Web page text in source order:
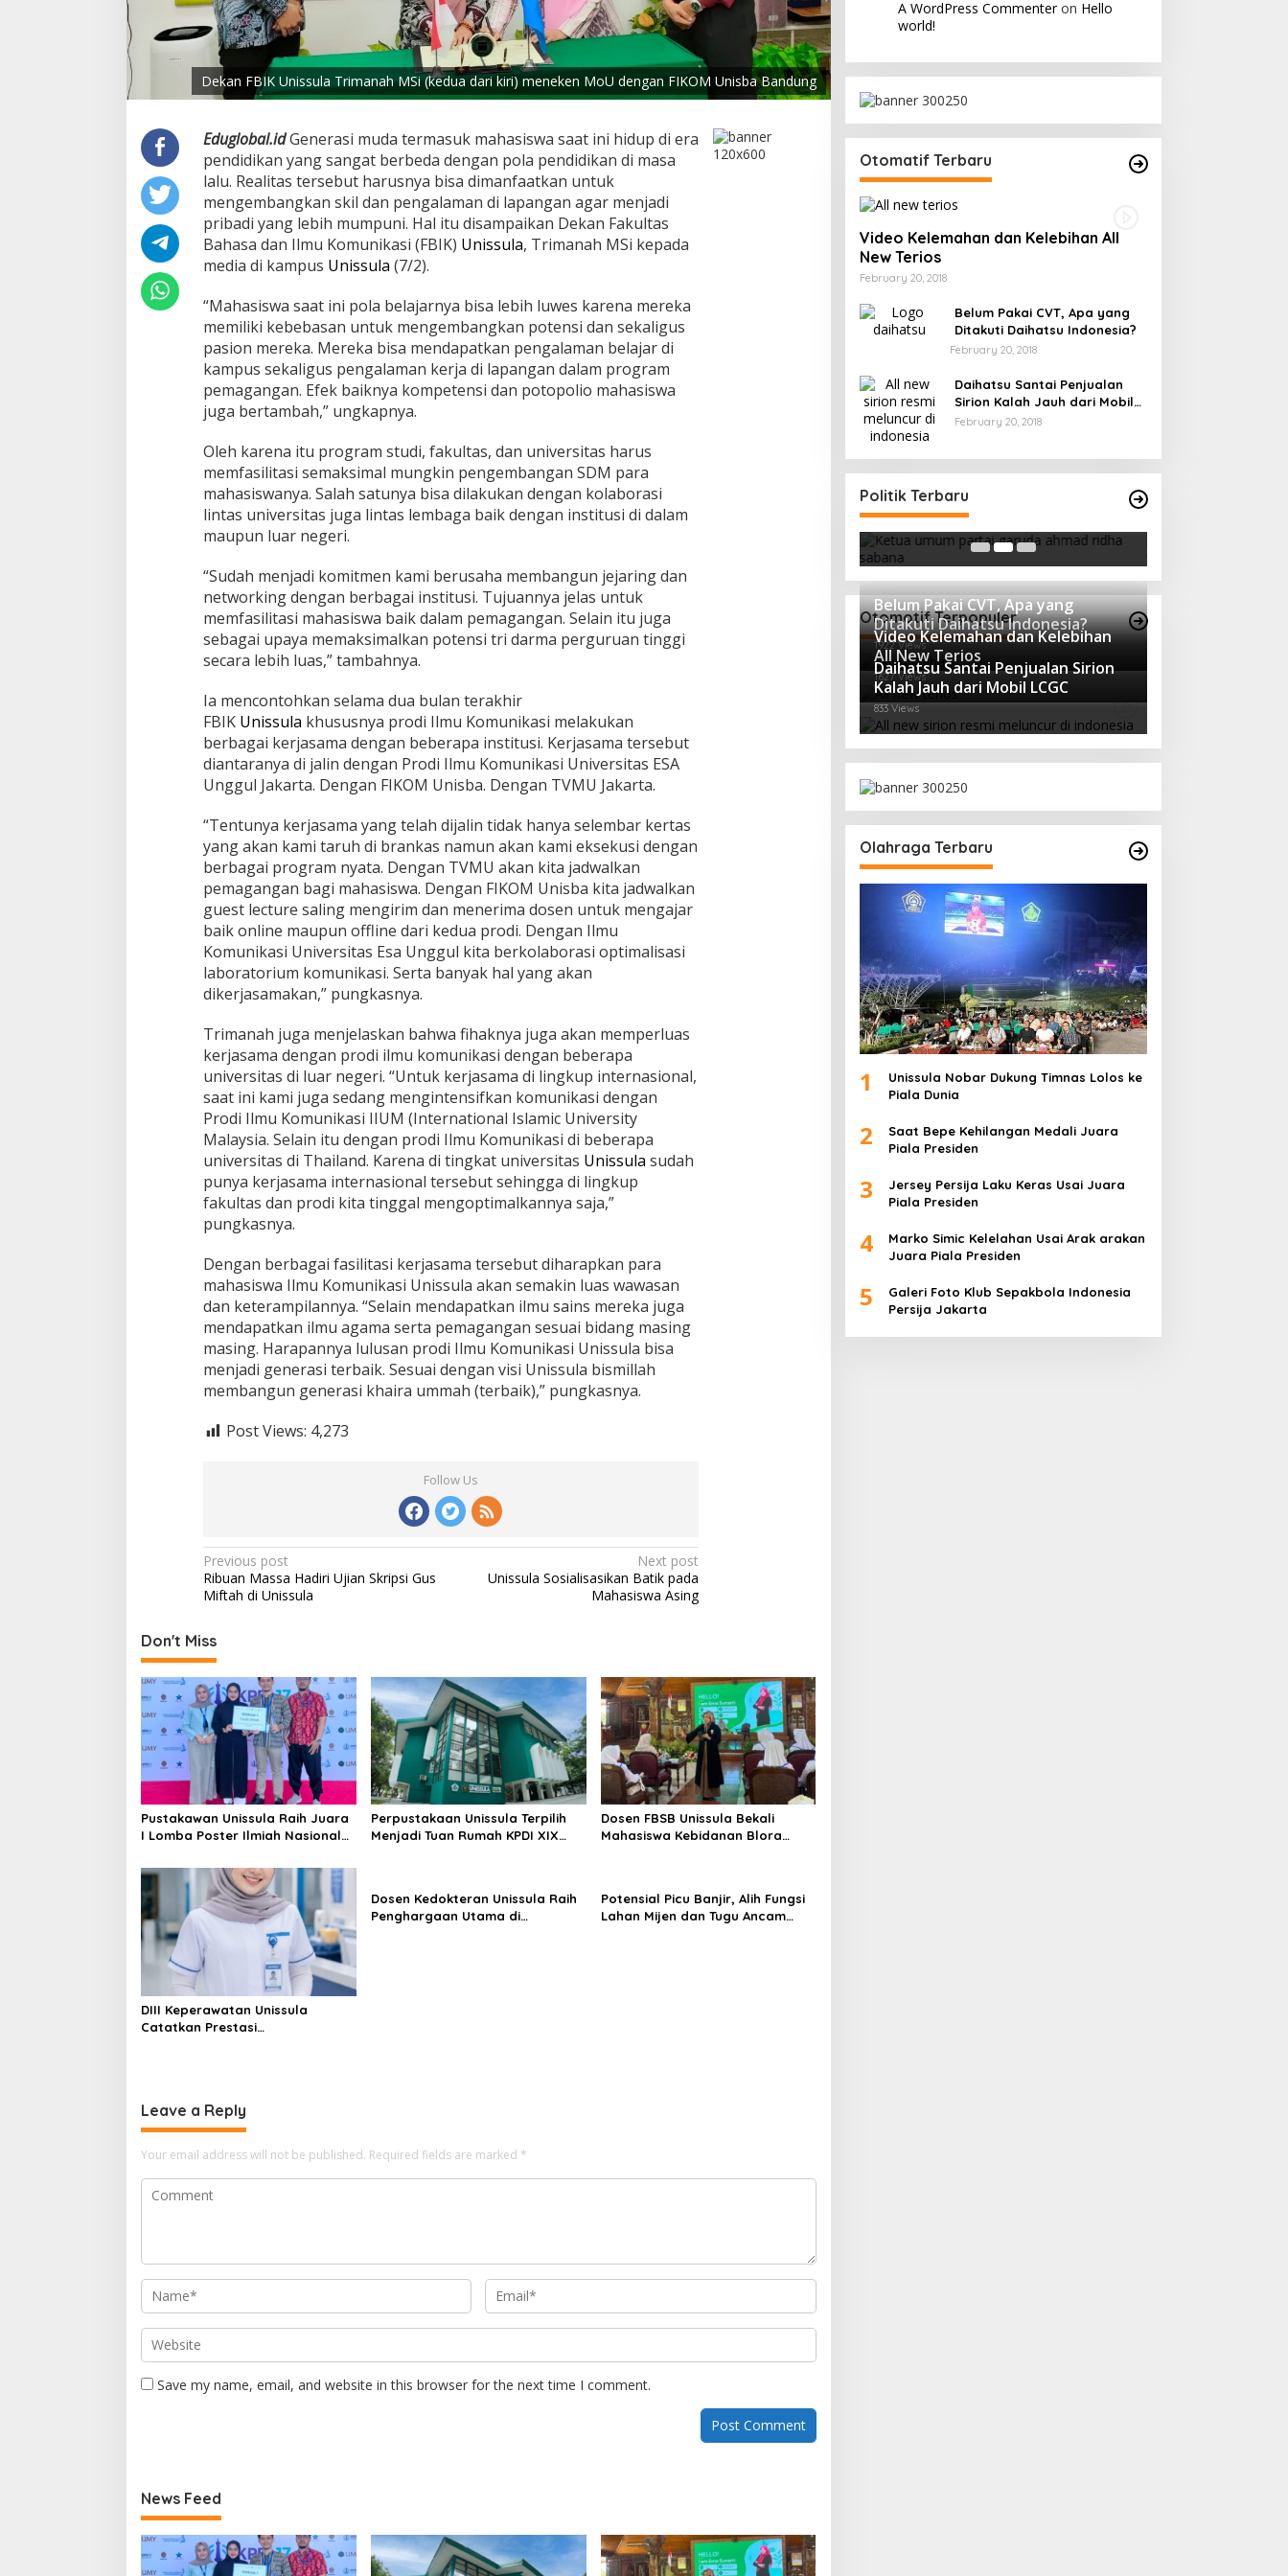
Dekan FBIK Unissula Trimanah MSi (kedua dari kiri) meneken MoU dengan FIKOM Unisba Bandung
Eduglobal.idGenerasi muda termasuk mahasiswa saat ini hidup di era
pendidikan yang sangat berbeda dengan pola pendidikan di masa
lalu. Realitas tersebut harusnya bisa dimanfaatkan untuk
mengembangkan skil dan pengalaman di lapangan agar menjadi
pribadi yang lebih mumpuni. Hal itu disampaikan Dekan Fakultas
Bahasa dan Ilmu Komunikasi (FBIK) Unissula, Trimanah MSi kepada
media di kampus Unissula (7/2).
“Mahasiswa saat ini pola belajarnya bisa lebih luwes karena mereka
memiliki kebebasan untuk mengembangkan potensi dan sekaligus
pasion mereka. Mereka bisa mendapatkan pengalaman belajar di
kampus sekaligus pengalaman kerja di lapangan dalam program
pemagangan. Efek baiknya kompetensi dan potopolio mahasiswa
juga bertambah,” ungkapnya.
Oleh karena itu program studi, fakultas, dan universitas harus
memfasilitasi semaksimal mungkin pengembangan SDM para
mahasiswanya. Salah satunya bisa dilakukan dengan kolaborasi
lintas universitas juga lintas lembaga baik dengan institusi di dalam
maupun luar negeri.
“Sudah menjadi komitmen kami berusaha membangun jejaring dan
networking dengan berbagai institusi. Tujuannya jelas untuk
memfasilitasi mahasiswa baik dalam pemagangan. Selain itu juga
sebagai upaya memaksimalkan potensi tri darma perguruan tinggi
secara lebih luas,” tambahnya.
Ia mencontohkan selama dua bulan terakhir
FBIK Unissula khususnya prodi Ilmu Komunikasi melakukan
berbagai kerjasama dengan beberapa institusi. Kerjasama tersebut
diantaranya di jalin dengan Prodi Ilmu Komunikasi Universitas ESA
Unggul Jakarta. Dengan FIKOM Unisba. Dengan TVMU Jakarta.
“Tentunya kerjasama yang telah dijalin tidak hanya selembar kertas
yang akan kami taruh di brankas namun akan kami eksekusi dengan
berbagai program nyata. Dengan TVMU akan kita jadwalkan
pemagangan bagi mahasiswa. Dengan FIKOM Unisba kita jadwalkan
guest lecture saling mengirim dan menerima dosen untuk mengajar
baik online maupun offline dari kedua prodi. Dengan Ilmu
Komunikasi Universitas Esa Unggul kita berkolaborasi optimalisasi
laboratorium komunikasi. Serta banyak hal yang akan
dikerjasamakan,” pungkasnya.
Trimanah juga menjelaskan bahwa fihaknya juga akan memperluas
kerjasama dengan prodi ilmu komunikasi dengan beberapa
universitas di luar negeri. “Untuk kerjasama di lingkup internasional,
saat ini kami juga sedang mengintensifkan komunikasi dengan
Prodi Ilmu Komunikasi IIUM (International Islamic University
Malaysia. Selain itu dengan prodi Ilmu Komunikasi di beberapa
universitas di Thailand. Karena di tingkat universitas Unissula sudah
punya kerjasama internasional tersebut sehingga di lingkup
fakultas dan prodi kita tinggal mengoptimalkannya saja,”
pungkasnya.
Dengan berbagai fasilitasi kerjasama tersebut diharapkan para
mahasiswa Ilmu Komunikasi Unissula akan semakin luas wawasan
dan keterampilannya. “Selain mendapatkan ilmu sains mereka juga
mendapatkan ilmu agama serta pemagangan sesuai bidang masing
masing. Harapannya lulusan prodi Ilmu Komunikasi Unissula bisa
menjadi generasi terbaik. Sesuai dengan visi Unissula bismillah
membangun generasi khaira ummah (terbaik),” pungkasnya.
Post Views: 4,273
Follow Us
Post
navigation
Previous post
Ribuan Massa Hadiri Ujian Skripsi Gus
Miftah di Unissula
Next post
Unissula Sosialisasikan Batik pada
Mahasiswa Asing
Don't Miss
Pustakawan Unissula Raih Juara
I Lomba Poster Ilmiah Nasional
Perpustakaan Unissula Terpilih
Menjadi Tuan Rumah KPDI XIX
Dosen FBSB Unissula Bekali
Mahasiswa Kebidanan Blora
DIII Keperawatan Unissula
Catatkan Prestasi
Dosen Kedokteran Unissula Raih
Penghargaan Utama di
Potensial Picu Banjir, Alih Fungsi
Lahan Mijen dan Tugu Ancam
Leave a Reply
Your email address will not be published. Required fields are marked *
Save my name, email, and website in this browser for the next time I comment.
News Feed
A WordPress Commenteron Hello
world!
Otomatif Terbaru
Video Kelemahan dan Kelebihan All
New Terios
February 20, 2018
Belum Pakai CVT, Apa yang
Ditakuti Daihatsu Indonesia?
February 20, 2018
Daihatsu Santai Penjualan
Sirion Kalah Jauh dari Mobil
LCGC
February 20, 2018
Politik Terbaru
Jagatara Indonesia Siap
Mengawal Kepemimpinan Mas Dar
Sudaryono sebagai Kepala Badan
Gizi Nasional
In Berita, Politik | July 23, 2026
Ini Dia Hubungan Partai Garuda
dengan Gerindra
Strategi PPP Menangkan Duet
Ganjar dan Gus Yasin
Otomotif Terpopuler
Belum Pakai CVT, Apa yang
Ditakuti Daihatsu Indonesia?
1922 Views
Video Kelemahan dan Kelebihan
All New Terios
1627 Views
Daihatsu Santai Penjualan Sirion
Kalah Jauh dari Mobil LCGC
833 Views
Olahraga Terbaru
1
Unissula Nobar Dukung Timnas Lolos ke
Piala Dunia
2
Saat Bepe Kehilangan Medali Juara
Piala Presiden
3
Jersey Persija Laku Keras Usai Juara
Piala Presiden
4
Marko Simic Kelelahan Usai Arak arakan
Juara Piala Presiden
5
Galeri Foto Klub Sepakbola Indonesia
Persija Jakarta